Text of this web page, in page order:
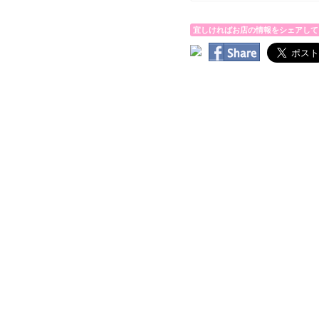
宜しければお店の情報をシェアし